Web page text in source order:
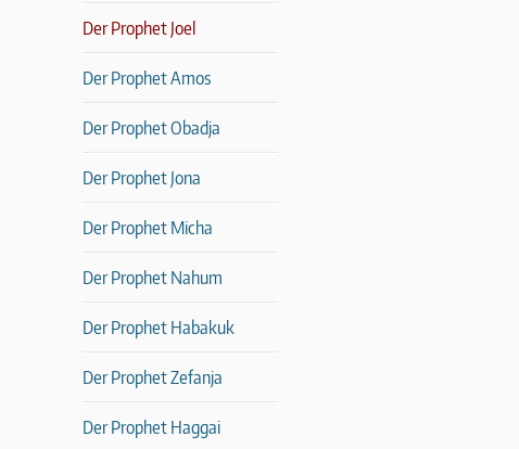
Der Prophet Joel
Der Prophet Amos
Der Prophet Obadja
Der Prophet Jona
Der Prophet Micha
Der Prophet Nahum
Der Prophet Habakuk
Der Prophet Zefanja
Der Prophet Haggai